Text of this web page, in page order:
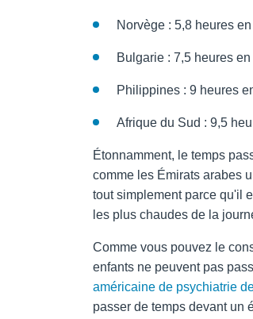
Norvège : 5,8 heures
Bulgarie : 7,5 heures
Philippines : 9 heures
Afrique du Sud : 9,5
Étonnamment, le temps
comme les Émirats arabes
tout simplement parce qu'il
les plus chaudes de la
Comme vous pouvez le
enfants ne peuvent pas
américaine de psychiatrie
passer de temps devant un